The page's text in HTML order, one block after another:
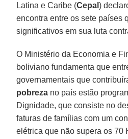
Latina e Caribe (Cepal)
encontra entre os sete países
significativos em sua luta
O Ministério da Economia e
boliviano fundamenta que
governamentais que
pobreza no país estão
Dignidade, que consiste no
faturas de famílias com um
elétrica que não supera os 70